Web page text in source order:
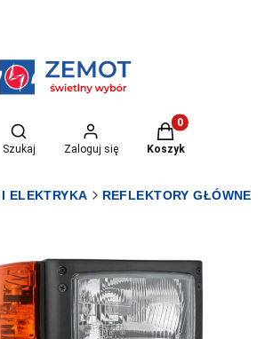
Otwórz wyszukiwarkę
Szukaj Zaloguj się
Produkty w
Koszyk
ELEKTRYKA REFLEKTORY GŁÓWNE